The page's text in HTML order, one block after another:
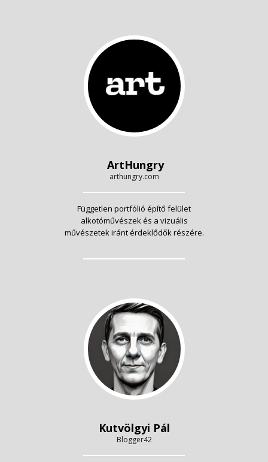
ArtHungry
arthungry.com
Független portfólió építő felület
alkotóművészek és a vizuális
művészetek iránt érdeklődők részére.
Kutvölgyi Pál
Blogger42